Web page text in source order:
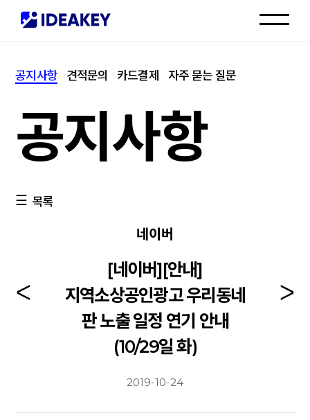
고객센터
공지사항 견적문의 카드결제 자주 묻는 질문
공지사항
목록
네이버
[네이버][안내]
지역소상공인광고 우리동네
판 노출 일정 연기 안내
(10/29일 화)
2019-10-24